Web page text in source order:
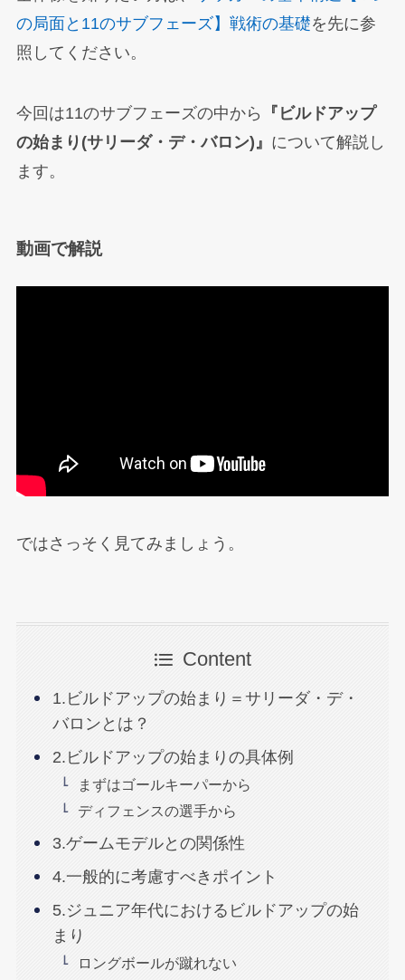
の局面と11のサブフェーズ】戦術の基礎を先に参
照してください。
今回は11のサブフェーズの中から
『ビルドアップ
の始まり(サリーダ・デ・バロン)』 について解説し
ます。
動画で解説
ではさっそく見てみましょう。
Content
1.ビルドアップの始まり＝サリーダ・デ・
バロンとは？
2.ビルドアップの始まりの具体例
まずはゴールキーパーから
ディフェンスの選手から
3.ゲームモデルとの関係性
4.一般的に考慮すべきポイント
5.ジュニア年代におけるビルドアップの始
まり
ロングボールが蹴れない